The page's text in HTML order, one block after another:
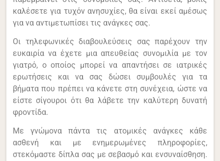
καλέσετε για τυχόν ανησυχίες, θα είναι εκεί αμέσως
για να αντιμετωπίσει τις ανάγκες σας.
Οι τηλεφωνικές διαβουλεύσεις σας παρέχουν την
ευκαιρία να έχετε μια απευθείας συνομιλία με τον
γιατρό, ο οποίος μπορεί να απαντήσει σε ιατρικές
ερωτήσεις και να σας δώσει συμβουλές για τα
βήματα που πρέπει να κάνετε στη συνέχεια, ώστε να
είστε σίγουροι ότι θα λάβετε την καλύτερη δυνατή
φροντίδα.
Με γνώμονα πάντα τις ατομικές ανάγκες κάθε
ασθενή και με ενημερωμένες πληροφορίες,
στεκόμαστε δίπλα σας με σεβασμό και ενσυναίσθηση.